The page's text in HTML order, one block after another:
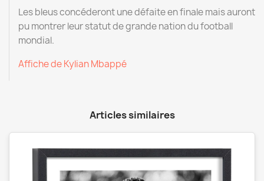
Les bleus concéderont une défaite en finale mais auront
pu montrer leur statut de grande nation du football
mondial.
Affiche de Kylian Mbappé
Articles similaires